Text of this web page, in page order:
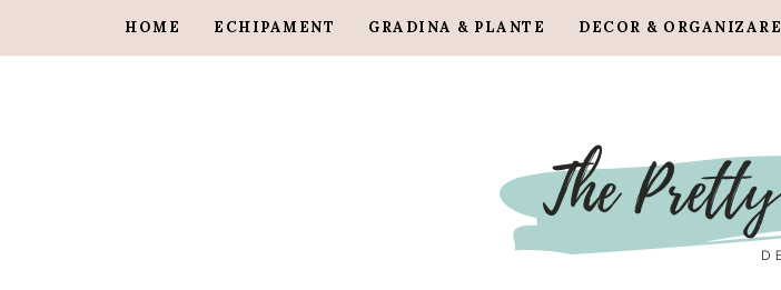
HOME ECHIPAMENT GRADINA & PLANTE DECOR & ORGANIZARE